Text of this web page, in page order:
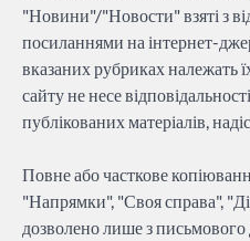
"Новини"/"Новости" взяті з
посиланнями на інтернет-
вказаних рубриках належать
сайту не несе
публікованих матеріалів,
Повне або часткове
"Напрямки", "Своя справа",
дозволено лише з